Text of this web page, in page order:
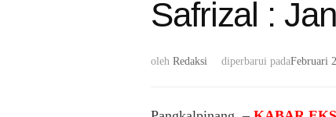
Safrizal :
oleh Redaksi diperbarui padaFebruari